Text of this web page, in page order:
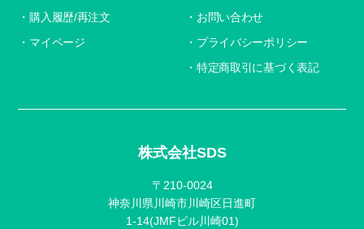
株式会社SDS
〒210-0024
神奈川県川崎市川崎区日進町
1-14(JMFビル川崎01)
購入履歴/再注文
マイページ
お問い合わせ
プライバシーポリシー
特定商取引に基づく表記